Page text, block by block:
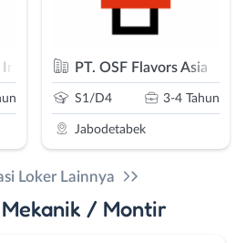
Indonesia PT. OSF Flavors Asia
S1/D4 3-4 Tahun
Jabodetabek
Loker Lainnya
/ Montir